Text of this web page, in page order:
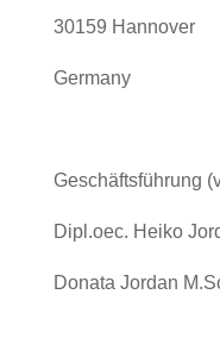
30159 Hannover
Germany
Geschäftsführung
Dipl.oec. Heiko
Donata Jordan